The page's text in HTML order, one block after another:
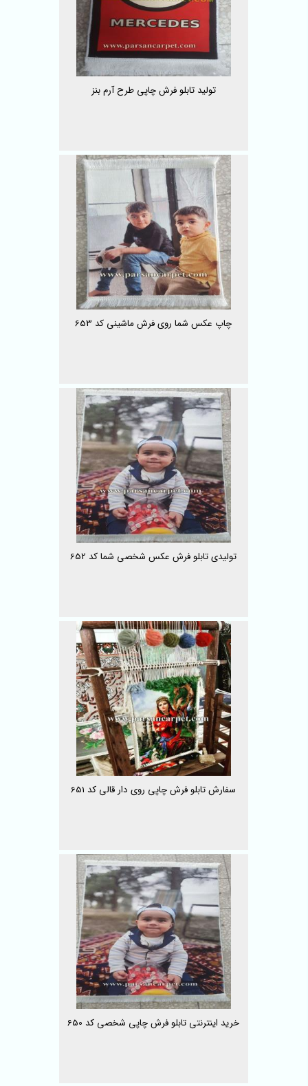
تولید تابلو فرش چاپی طرح آرم بنز
چاپ عکس شما روی فرش ماشینی کد 653
تولیدی تابلو فرش عکس شخصی شما کد 652
سفارش تابلو فرش چاپی روی دار قالی کد 651
خرید اینترنتی تابلو فرش چاپی شخصی کد 650